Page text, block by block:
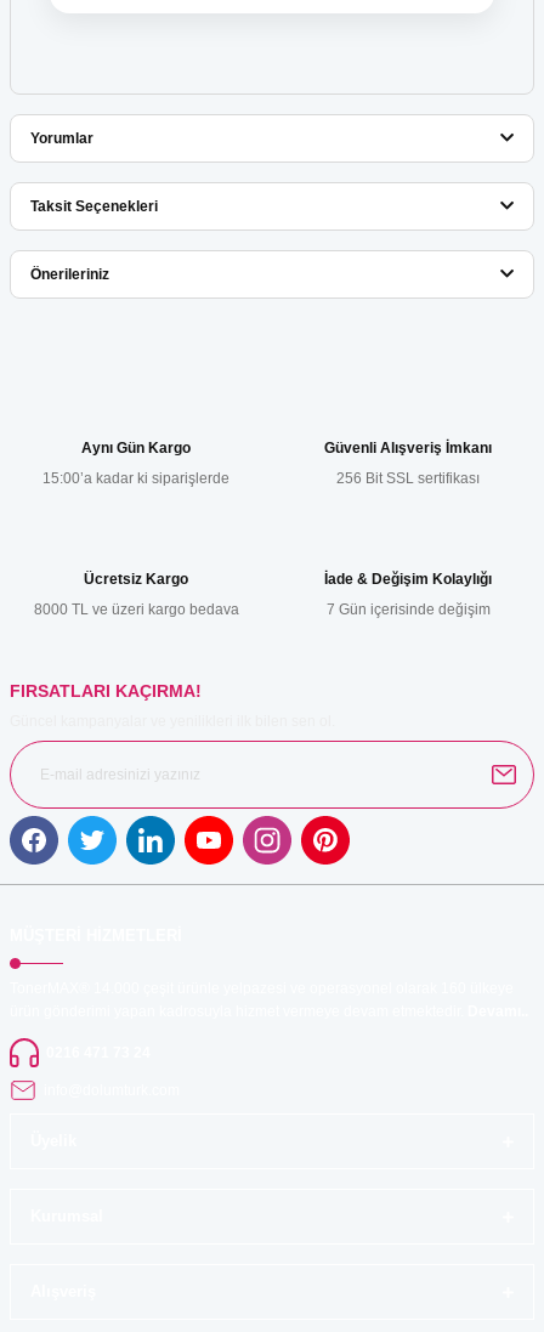
Yorumlar
Bu ürüne ilk yorumu siz yapın!
Taksit Seçenekleri
Önerileriniz
Ürün resmi kalitesiz, bozuk veya görüntülenemiyor.
Ürün fiyatı diğer sitelerden daha pahalı.
Aynı Gün Kargo
15:00’a kadar ki siparişlerde
Güvenli Alışveriş İmkanı
256 Bit SSL sertifikası
Ücretsiz Kargo
8000 TL ve üzeri kargo bedava
İade & Değişim Kolaylığı
7 Gün içerisinde değişim
FIRSATLARI KAÇIRMA!